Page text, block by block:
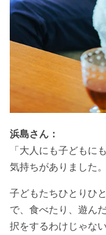
浜島さん：
「大人にも子どもに
気持ちがありました。
子どもたちひとりひ
で、食べたり、遊ん
択をするわけじゃな